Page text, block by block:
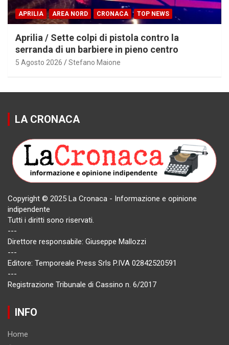
APRILIA AREA NORD CRONACA TOP NEWS
Aprilia / Sette colpi di pistola contro la
serranda di un barbiere in pieno centro
5 Agosto 2026 Stefano Maione
LA CRONACA
Copyright © 2025 La Cronaca - Informazione e opinione
indipendente
Tutti i diritti sono riservati.
---
Direttore responsabile: Giuseppe Mallozzi
---
Editore: Temporeale Press Srls P.IVA 02842520591
---
Registrazione Tribunale di Cassino n. 6/2017
INFO
Home